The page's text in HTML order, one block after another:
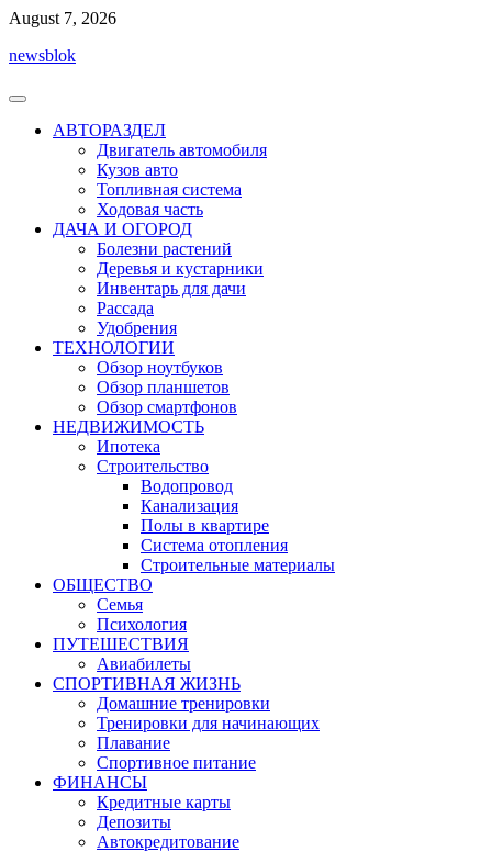
Перейти
содержимому
August 7, 2026
newsblok
АВТОРАЗДЕЛ
Двигатель автомобиля
Кузов авто
Топливная система
Ходовая часть
ДАЧА И ОГОРОД
Болезни растений
Деревья и кустарники
Инвентарь для дачи
Рассада
Удобрения
ТЕХНОЛОГИИ
Обзор ноутбуков
Обзор планшетов
Обзор смартфонов
НЕДВИЖИМОСТЬ
Ипотека
Строительство
Водопровод
Канализация
Полы в квартире
Система отопления
Строительные материалы
ОБЩЕСТВО
Семья
Психология
ПУТЕШЕСТВИЯ
Авиабилеты
СПОРТИВНАЯ ЖИЗНЬ
Домашние тренировки
Тренировки для начинающих
Плавание
Спортивное питание
ФИНАНСЫ
Кредитные карты
Депозиты
Автокредитование